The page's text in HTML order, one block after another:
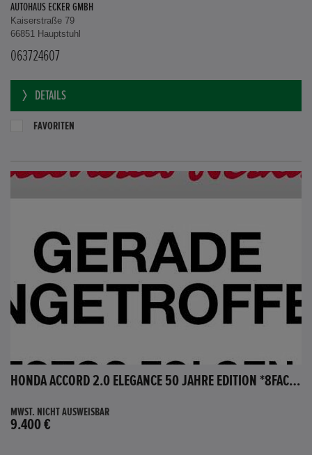
AUTOHAUS ECKER GMBH
Kaiserstraße 79
66851 Hauptstuhl
063724607
DETAILS
FAVORITEN
HONDA ACCORD 2.0 ELEGANCE 50 JAHRE EDITION *8FACH BEREIFT*
MWST. NICHT AUSWEISBAR
9.400 €